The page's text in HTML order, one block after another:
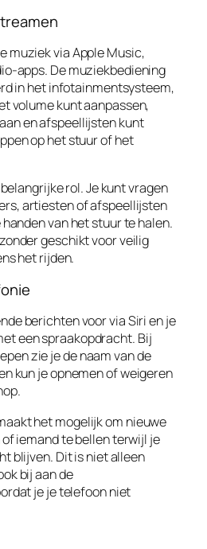
muziek via Apple Music,
apps. De muziekbediening
in het infotainmentsysteem,
volume kunt aanpassen,
en afspeellijsten kunt
op het stuur of het
rol. Je kunt vragen
artiesten of afspeellijsten
van het stuur te halen.
geschikt voor veilig
het rijden.
berichten voor via Siri en je
een spraakopdracht. Bij
zie je de naam van de
kun je opnemen of weigeren
het mogelijk om nieuwe
iemand te bellen terwijl je
blijven. Dit is niet alleen
bij aan de
je je telefoon niet